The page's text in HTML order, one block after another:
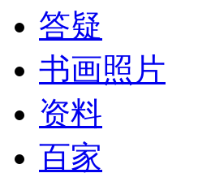
答疑
书画照片
资料
百家